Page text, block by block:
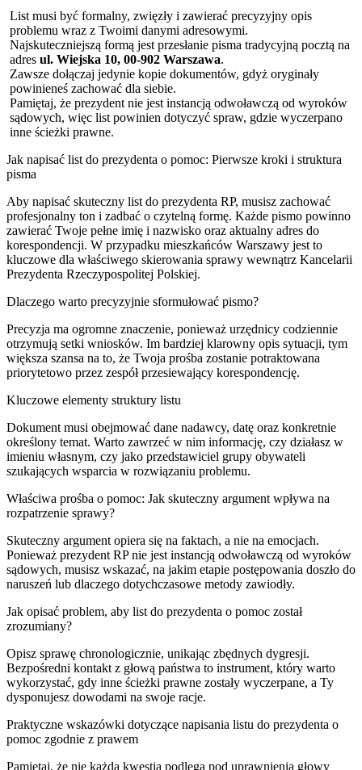
List musi być formalny, zwięzły i zawierać precyzyjny opis
problemu wraz z Twoimi danymi adresowymi.
Najskuteczniejszą formą jest przesłanie pisma tradycyjną pocztą na
adres ul. Wiejska 10, 00-902 Warszawa.
Zawsze dołączaj jedynie kopie dokumentów, gdyż oryginały
powinieneś zachować dla siebie.
Pamiętaj, że prezydent nie jest instancją odwoławczą od wyroków
sądowych, więc list powinien dotyczyć spraw, gdzie wyczerpano
inne ścieżki prawne.
Jak napisać list do prezydenta o pomoc: Pierwsze kroki i struktura
pisma
Aby napisać skuteczny list do prezydenta RP, musisz zachować
profesjonalny ton i zadbać o czytelną formę. Każde pismo powinno
zawierać Twoje pełne imię i nazwisko oraz aktualny adres do
korespondencji. W przypadku mieszkańców Warszawy jest to
kluczowe dla właściwego skierowania sprawy wewnątrz Kancelarii
Prezydenta Rzeczypospolitej Polskiej.
Dlaczego warto precyzyjnie sformułować pismo?
Precyzja ma ogromne znaczenie, ponieważ urzędnicy codziennie
otrzymują setki wniosków. Im bardziej klarowny opis sytuacji, tym
większa szansa na to, że Twoja prośba zostanie potraktowana
priorytetowo przez zespół przesiewający korespondencję.
Kluczowe elementy struktury listu
Dokument musi obejmować dane nadawcy, datę oraz konkretnie
określony temat. Warto zawrzeć w nim informację, czy działasz w
imieniu własnym, czy jako przedstawiciel grupy obywateli
szukających wsparcia w rozwiązaniu problemu.
Właściwa prośba o pomoc: Jak skuteczny argument wpływa na
rozpatrzenie sprawy?
Skuteczny argument opiera się na faktach, a nie na emocjach.
Ponieważ prezydent RP nie jest instancją odwoławczą od wyroków
sądowych, musisz wskazać, na jakim etapie postępowania doszło do
naruszeń lub dlaczego dotychczasowe metody zawiodły.
Jak opisać problem, aby list do prezydenta o pomoc został
zrozumiany?
Opisz sprawę chronologicznie, unikając zbędnych dygresji.
Bezpośredni kontakt z głową państwa to instrument, który warto
wykorzystać, gdy inne ścieżki prawne zostały wyczerpane, a Ty
dysponujesz dowodami na swoje racje.
Praktyczne wskazówki dotyczące napisania listu do prezydenta o
pomoc zgodnie z prawem
Pamiętaj, że nie każda kwestia podlega pod uprawnienia głowy